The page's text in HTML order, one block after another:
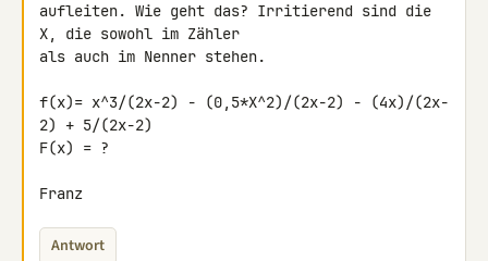
aufleiten. Wie geht das? Irritierend sind die
X, die sowohl im Zähler
als auch im Nenner stehen.
f(x)= x^3/(2x-2) - (0,5*X^2)/(2x-2) - (4x)/(2x-
2) + 5/(2x-2)
F(x) = ?
Franz
Antwort